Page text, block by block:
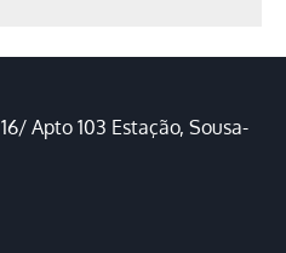
Apto 103 Estação, Sousa-